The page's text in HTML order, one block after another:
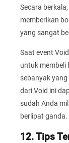
Secara
memberikan
yang sangat
Saat event
untuk membeli
sebanyak
dari Void ini
sudah Anda
berlipat ganda.
12. Tips